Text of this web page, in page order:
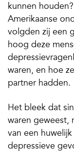
kunnen
Amerikaanse
volgden zij een
hoog deze
waren, en hoe
partner hadden.
Het bleek dat
waren geweest,
van een
depressieve